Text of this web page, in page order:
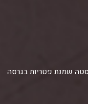
שמנת פטריות בגרסה